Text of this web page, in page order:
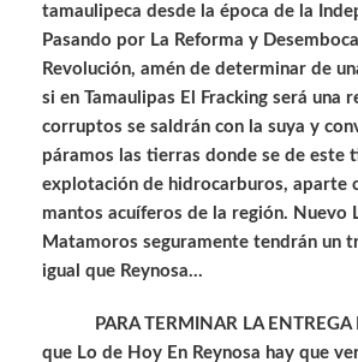
tamaulipeca desde la época de la
Pasando por La Reforma y
Revolución, amén de determinar de
si en Tamaulipas El Fracking será una
corruptos se saldrán con la suya y
páramos las tierras donde se de este
explotación de hidrocarburos, aparte
mantos acuíferos de la región. Nuevo
Matamoros seguramente tendrán un
igual que Reynosa…
PARA TERMINAR LA ENTREGA
que Lo de Hoy En Reynosa hay que